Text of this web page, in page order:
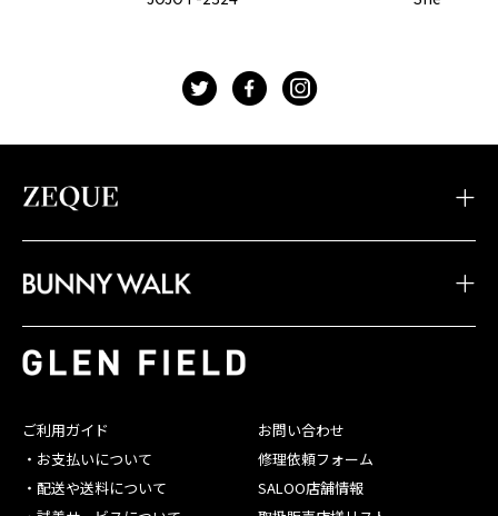
t f g
ご利用ガイド
・お支払いについて
・配送や送料について
お問い合わせ
修理依頼フォーム
SALOO店舗情報
・JOJO
・JAKE
・JONNY
・Juno
・Spike
・Belle
・BW-032
・BW-031
・BW-029
・BW-027
・BW-026